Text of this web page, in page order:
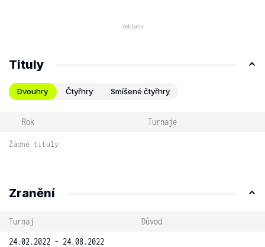
Tituly
Dvouhry Čtyřhry Smíšené čtyřhry
Rok Turnaje
Žádné tituly
Zranění
Turnaj
Důvod
24.02.2022 - 24.08.2022